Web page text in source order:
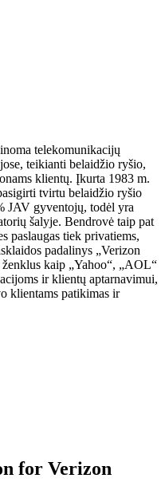
telekomunikacijų
teikianti belaidžio ryšio,
klientų. Įkurta 1983 m.
tvirtu belaidžio ryšio
JAV gyventojų, todėl yra
šalyje. Bendrovė taip pat
paslaugas tiek privatiems,
padalinys „Verizon
kaip „Yahoo“, „AOL“
ir klientų aptarnavimui,
klientams patikimas ir
for Verizon